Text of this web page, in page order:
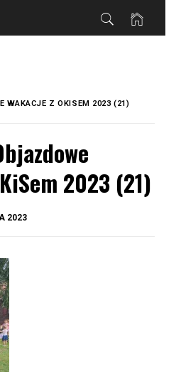
WAKACJE Z OKISEM 2023 (21)
2023 (21)
2023